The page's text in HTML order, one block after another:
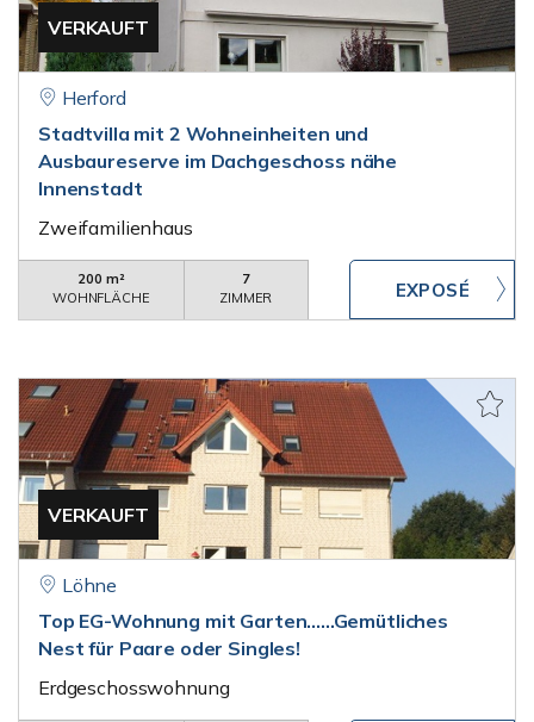
VERKAUFT
Herford
Stadtvilla mit 2 Wohneinheiten und
Ausbaureserve im Dachgeschoss nähe
Innenstadt
Zweifamilienhaus
200 m²
WOHNFLÄCHE
7
ZIMMER
VERKAUFT
Löhne
Top EG-Wohnung mit Garten......Gemütliches
Nest für Paare oder Singles!
Erdgeschosswohnung